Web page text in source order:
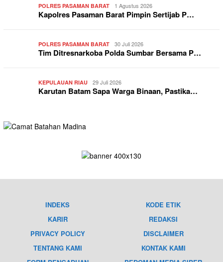
POLRES PASAMAN BARAT 1 Agustus 2026
Kapolres Pasaman Barat Pimpin Sertijab P…
POLRES PASAMAN BARAT 30 Juli 2026
Tim Ditresnarkoba Polda Sumbar Bersama P…
KEPULAUAN RIAU 29 Juli 2026
Karutan Batam Sapa Warga Binaan, Pastika…
INDEKS
KODE ETIK
KARIR
REDAKSI
PRIVACY POLICY
DISCLAIMER
TENTANG KAMI
KONTAK KAMI